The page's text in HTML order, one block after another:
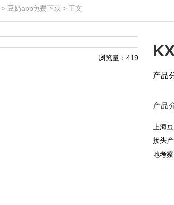
> 豆奶app免费下载 > 正文
浏览量：419
产品分
产品介绍
上海
接头产
地考察